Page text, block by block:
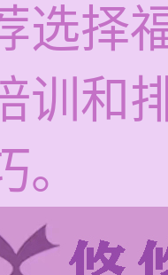
选择
训和
。